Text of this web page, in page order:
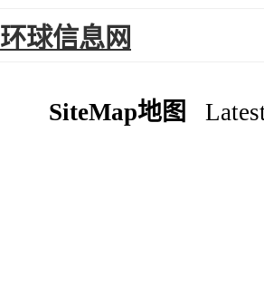
环球信息网
SiteMap地图